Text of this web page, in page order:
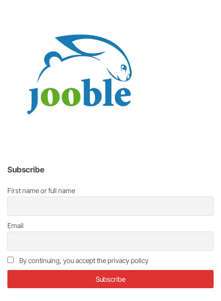
Subscribe
First name or full name
Email
By continuing, you accept the privacy policy